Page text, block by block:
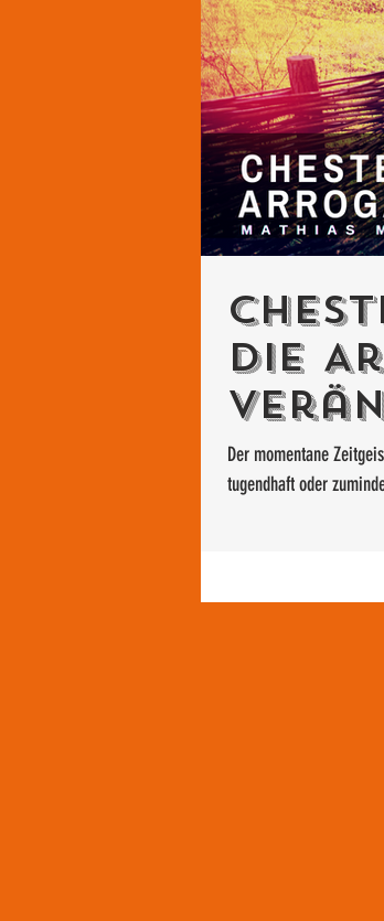
die
Der momentane
tugendhaft oder